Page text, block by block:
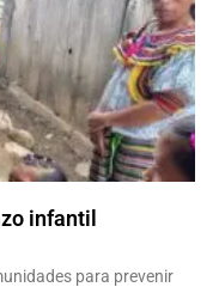
infantil
para prevenir